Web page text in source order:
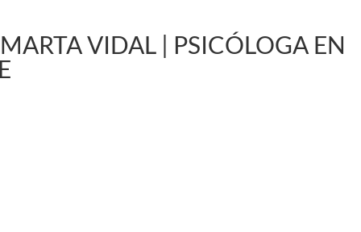
VIDAL | PSICÓLOGA EN